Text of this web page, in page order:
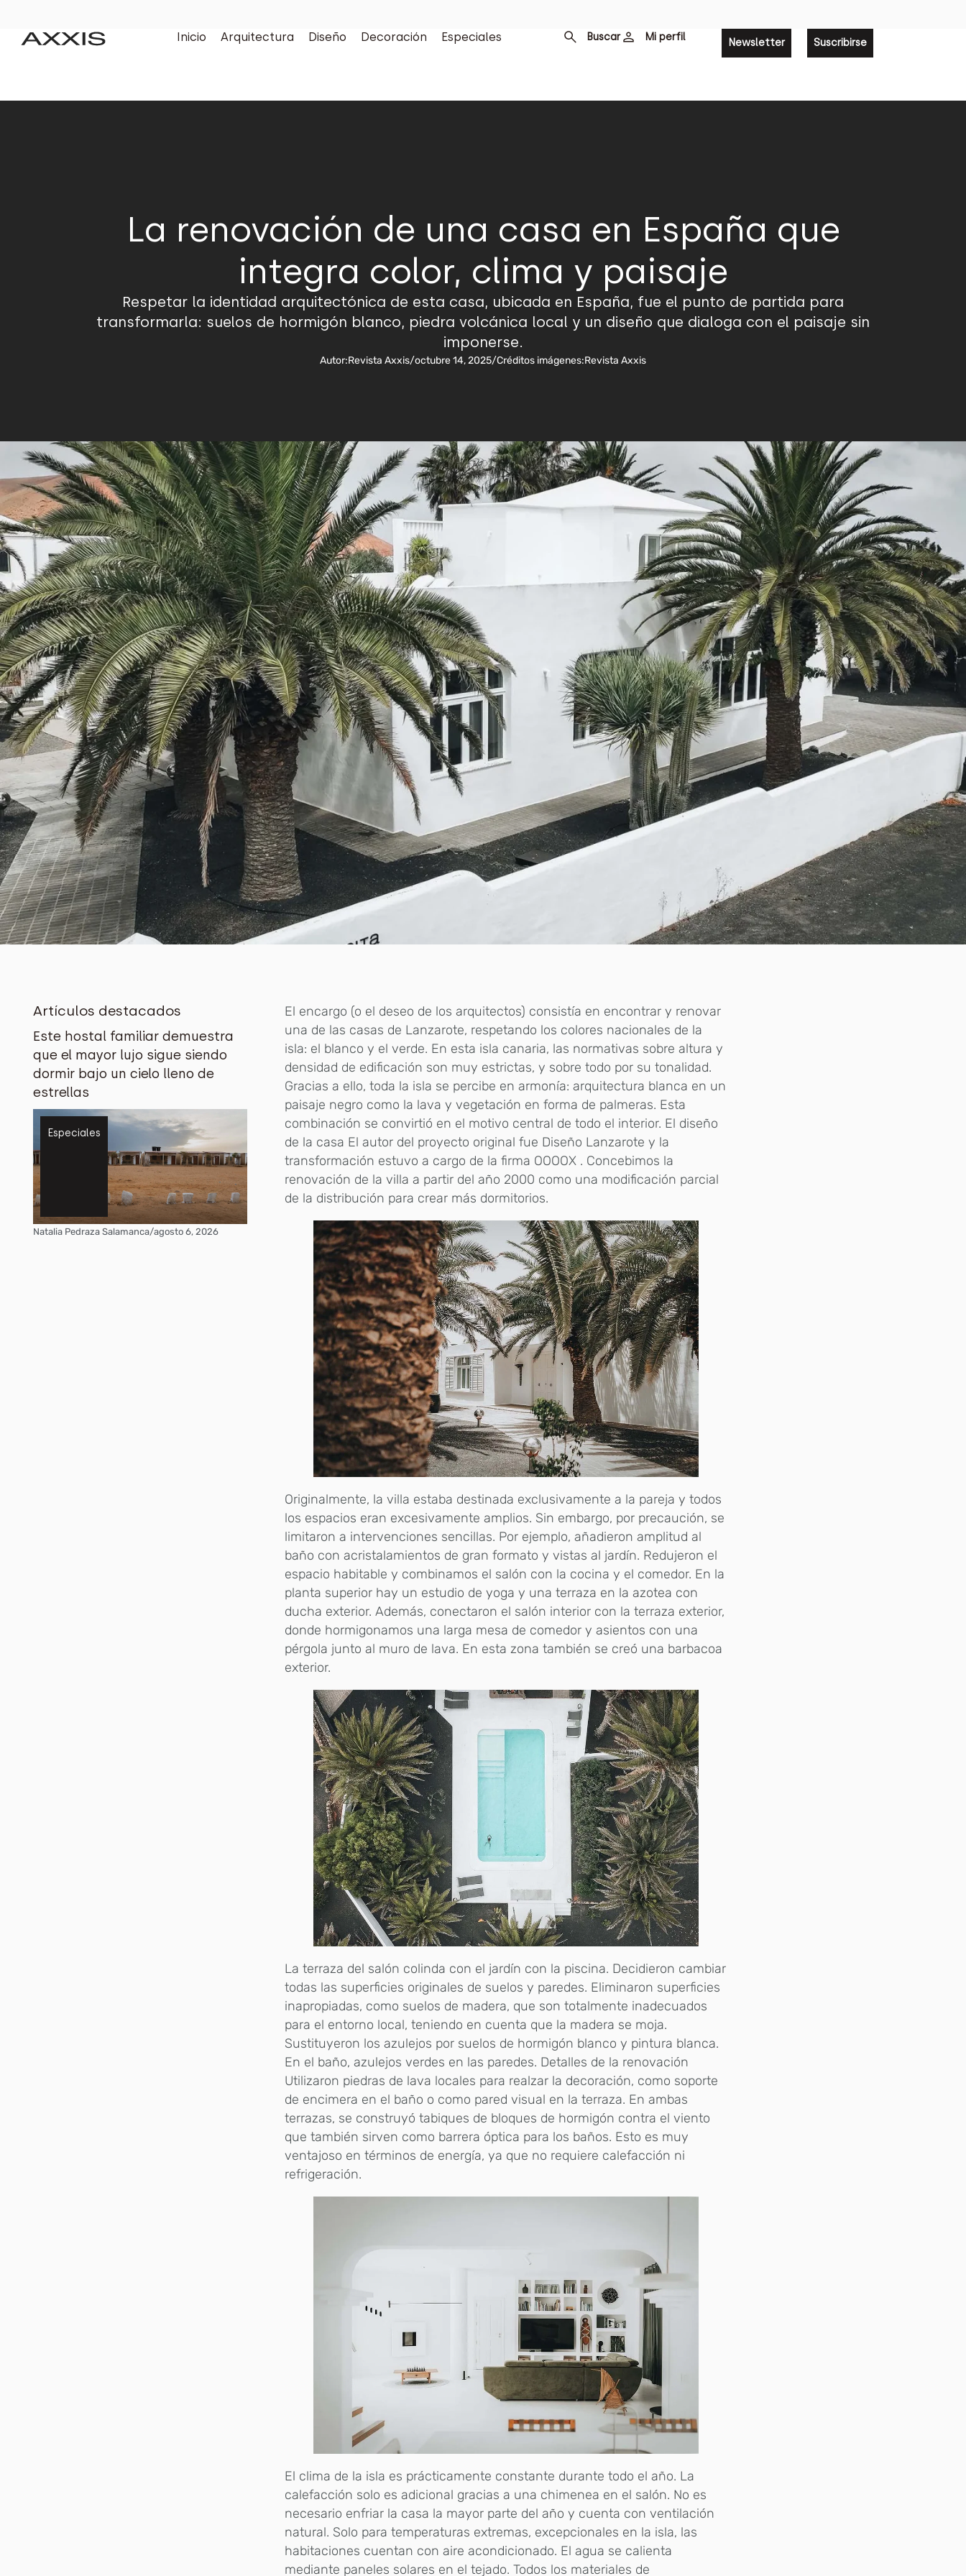
Inicio Arquitectura Diseño Decoración Especiales Buscar Mi perfil Newsletter Suscribirse
La renovación de una casa en España que
integra color, clima y paisaje
Respetar la identidad arquitectónica de esta casa, ubicada en España, fue el punto de partida para
transformarla: suelos de hormigón blanco, piedra volcánica local y un diseño que dialoga con el paisaje sin
imponerse.
Autor:Revista Axxis/octubre 14, 2025/Créditos imágenes:Revista Axxis
Artículos destacados
Este hostal familiar demuestra
que el mayor lujo sigue siendo
dormir bajo un cielo lleno de
estrellas
Especiales
Natalia Pedraza Salamanca/agosto 6, 2026
El encargo (o el deseo de los arquitectos) consistía en encontrar y renovar
una de las casas de Lanzarote, respetando los colores nacionales de la
isla: el blanco y el verde. En esta isla canaria, las normativas sobre altura y
densidad de edificación son muy estrictas, y sobre todo por su tonalidad.
Gracias a ello, toda la isla se percibe en armonía: arquitectura blanca en un
paisaje negro como la lava y vegetación en forma de palmeras. Esta
combinación se convirtió en el motivo central de todo el interior. El diseño
de la casa El autor del proyecto original fue Diseño Lanzarote y la
transformación estuvo a cargo de la firma OOOOX . Concebimos la
renovación de la villa a partir del año 2000 como una modificación parcial
de la distribución para crear más dormitorios.
Originalmente, la villa estaba destinada exclusivamente a la pareja y todos
los espacios eran excesivamente amplios. Sin embargo, por precaución, se
limitaron a intervenciones sencillas. Por ejemplo, añadieron amplitud al
baño con acristalamientos de gran formato y vistas al jardín. Redujeron el
espacio habitable y combinamos el salón con la cocina y el comedor. En la
planta superior hay un estudio de yoga y una terraza en la azotea con
ducha exterior. Además, conectaron el salón interior con la terraza exterior,
donde hormigonamos una larga mesa de comedor y asientos con una
pérgola junto al muro de lava. En esta zona también se creó una barbacoa
exterior.
La terraza del salón colinda con el jardín con la piscina. Decidieron cambiar
todas las superficies originales de suelos y paredes. Eliminaron superficies
inapropiadas, como suelos de madera, que son totalmente inadecuados
para el entorno local, teniendo en cuenta que la madera se moja.
Sustituyeron los azulejos por suelos de hormigón blanco y pintura blanca.
En el baño, azulejos verdes en las paredes. Detalles de la renovación
Utilizaron piedras de lava locales para realzar la decoración, como soporte
de encimera en el baño o como pared visual en la terraza. En ambas
terrazas, se construyó tabiques de bloques de hormigón contra el viento
que también sirven como barrera óptica para los baños. Esto es muy
ventajoso en términos de energía, ya que no requiere calefacción ni
refrigeración.
El clima de la isla es prácticamente constante durante todo el año. La
calefacción solo es adicional gracias a una chimenea en el salón. No es
necesario enfriar la casa la mayor parte del año y cuenta con ventilación
natural. Solo para temperaturas extremas, excepcionales en la isla, las
habitaciones cuentan con aire acondicionado. El agua se calienta
mediante paneles solares en el tejado. Todos los materiales de